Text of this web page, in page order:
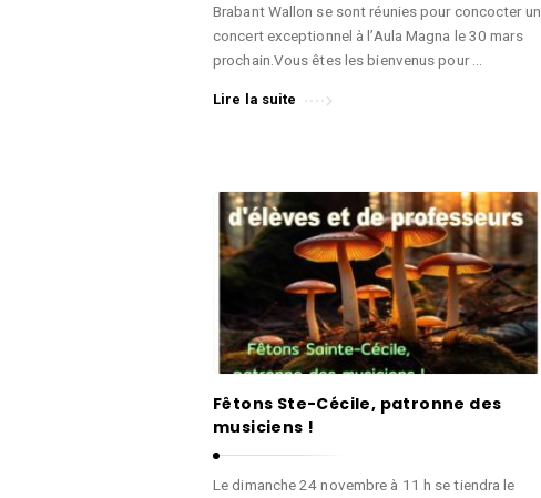
Brabant Wallon se sont réunies pour concocter un
concert exceptionnel à l’Aula Magna le 30 mars
prochain.Vous êtes les bienvenus pour …
Lire la suite
Fêtons Ste-Cécile, patronne des
musiciens !
Le dimanche 24 novembre à 11 h se tiendra le